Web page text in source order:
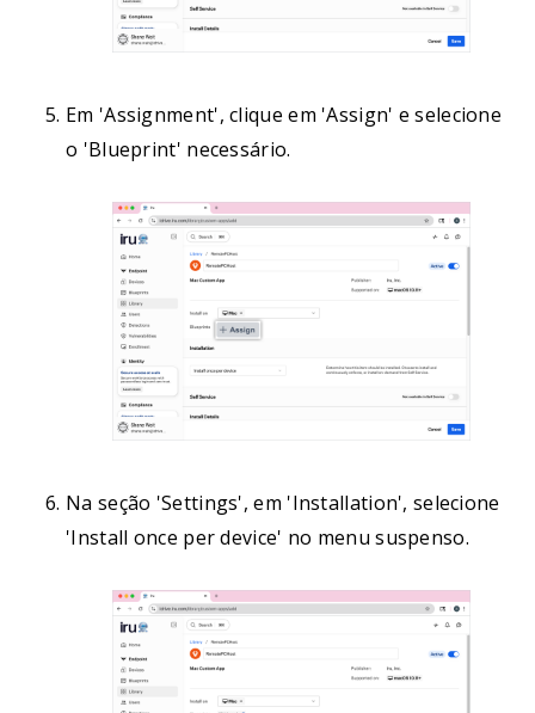
Em 'Assignment', clique em 'Assign' e selecione
o 'Blueprint' necessário.
Na seção 'Settings', em 'Installation', selecione
'Install once per device' no menu suspenso.